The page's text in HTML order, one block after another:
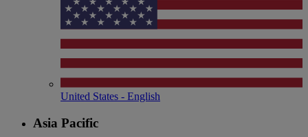
United States - English
Asia Pacific